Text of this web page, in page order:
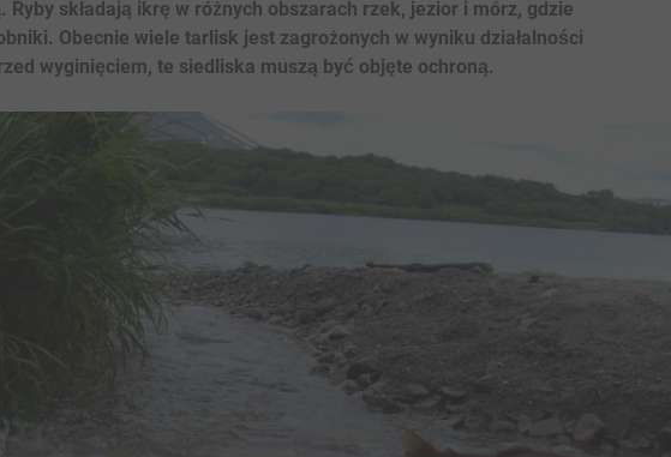
Ryby składają ikrę w różnych obszarach rzek, jezior i mórz, gdzie
Obecnie wiele tarlisk jest zagrożonych w wyniku działalności
wyginięciem, te siedliska muszą być objęte ochroną.